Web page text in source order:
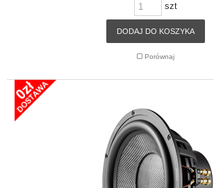
szt
DODAJ DO KOSZYKA
Porównaj